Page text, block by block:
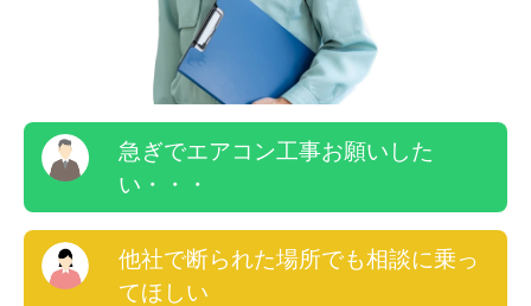
急ぎでエアコン工事お願いした
い・・・
他社で断られた場所でも相談に乗っ
てほしい